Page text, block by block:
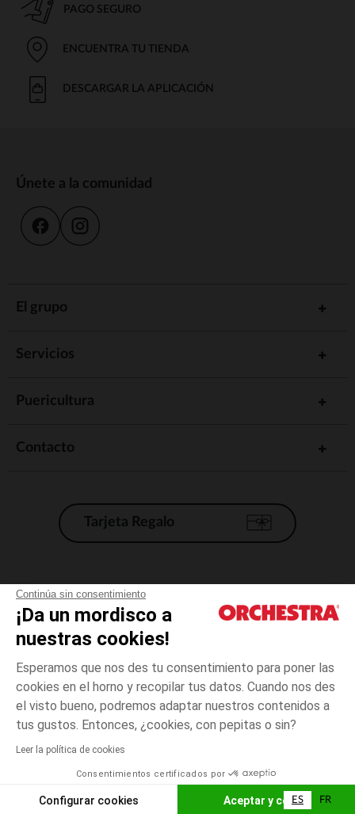
Continúa sin consentimiento
¡Da un mordisco a
nuestras cookies!
Esperamos que nos des tu consentimiento para poner las
cookies en el horno y recopilar tus datos. Cuando nos des
el visto bueno, podremos adaptar nuestros contenidos a
tus gustos. Entonces, ¿cookies, con pepitas o sin?
Leer la política de cookies
Consentimientos certificados por
Configurar cookies Aceptar y cerrar
Amarillo
6
meses
El pago medidante
AÑADIR A LA CESTA
PAGO SEGURO
ENCUENTRA TU TIENDA
DESCARGAR LA APLICACIÓN
Únete a la comunidad
El grupo
Servicios
Puericultura
Contacto
Tarjeta Regalo
Condiciones generales de venta
Aviso Legal
*Condiciones de las ofertas actuales
Gestión de las cookies
Accesibilidad: no conforme
Orchestra adhiere al código de ética de la Federación Francesa de comercio
electrónico y venta a distancia (FEVAD) y al sistema de mediación de
ES FR